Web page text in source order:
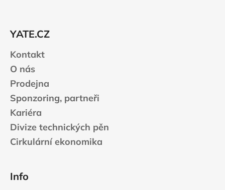
YATE.CZ
Kontakt
O nás
Prodejna
Sponzoring, partneři
Kariéra
Divize technických pěn
Cirkulární ekonomika
Info